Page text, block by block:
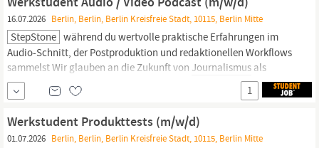
schriftliche und
16.07.2026 Berlin, Berlin, Berlin Kreisfreie Stadt, 10115, Berlin Mitte
StepStone während du wertvolle praktische Erfahrungen im
Audio-Schnitt, der Postproduktion und redaktionellen Workflows
sammelst Wir glauben an die Zukunft von Journalismus als
Geschäftsmodell und investieren in zukunftsweisende
Technologien. Unsere fünf
sind die Werte, die uns
verbinden, und unser Kompass bei unserem Engagement für...
1
Werkstudent Produkttests (m/w/d)
01.07.2026 Berlin, Berlin, Berlin Kreisfreie Stadt, 10115, Berlin Mitte